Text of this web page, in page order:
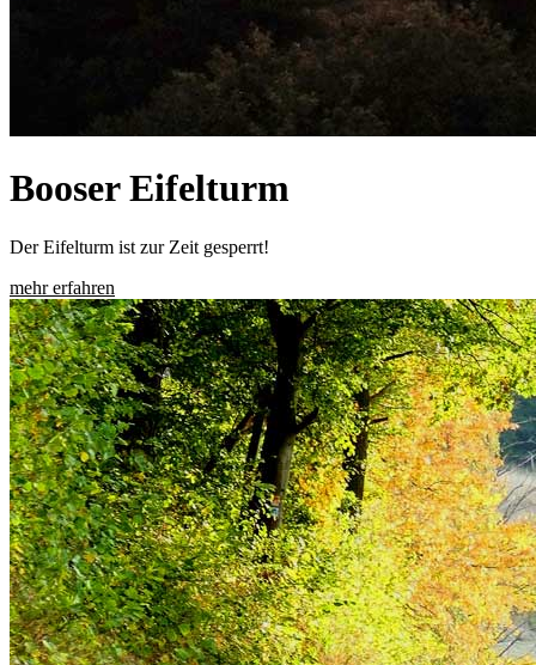
Booser Eifelturm
Der Eifelturm ist zur Zeit gesperrt!
mehr erfahren